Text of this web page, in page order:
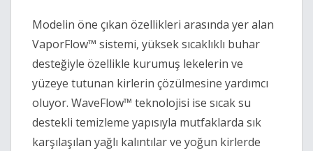
Modelin öne çıkan özellikleri arasında yer alan
VaporFlow™ sistemi, yüksek sıcaklıklı buhar
desteğiyle özellikle kurumuş lekelerin ve
yüzeye tutunan kirlerin çözülmesine yardımcı
oluyor. WaveFlow™ teknolojisi ise sıcak su
destekli temizleme yapısıyla mutfaklarda sık
karşılaşılan yağlı kalıntılar ve yoğun kirlerde